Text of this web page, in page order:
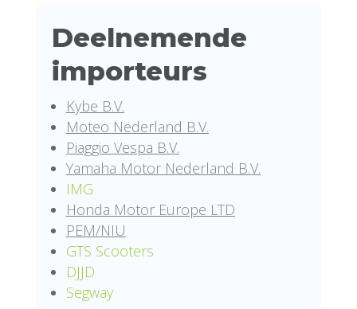
Deelnemende
importeurs
Kybe B.V.
Moteo Nederland B.V.
Piaggio Vespa B.V.
Yamaha Motor Nederland B.V.
IMG
Honda Motor Europe LTD
PEM/NIU
GTS Scooters
DJJD
Segway